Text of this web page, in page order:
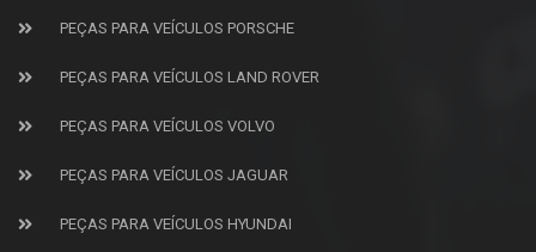
PEÇAS PARA VEÍCULOS PORSCHE
PEÇAS PARA VEÍCULOS LAND ROVER
PEÇAS PARA VEÍCULOS VOLVO
PEÇAS PARA VEÍCULOS JAGUAR
PEÇAS PARA VEÍCULOS HYUNDAI